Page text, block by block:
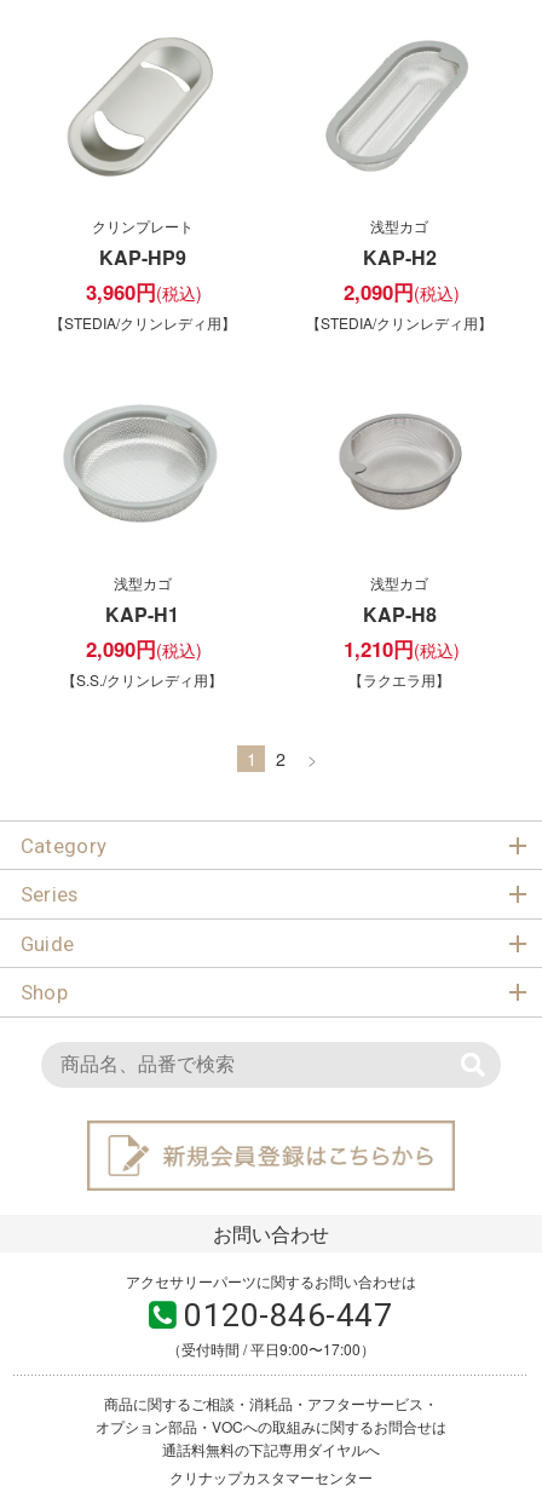
クリンプレート
KAP-HP9
3,960円
【STEDIA/クリンレディ用】
浅型カゴ
KAP-H2
2,090円
【STEDIA/クリンレディ用】
浅型カゴ
KAP-H1
2,090円
【S.S./クリンレディ用】
浅型カゴ
KAP-H8
1,210円
【ラクエラ用】
1 2 >
Category
Series
Guide
Shop
お問い合わせ
アクセサリーパーツに関するお問い合わせは
0120-846-447
（受付時間 / 平日9:00〜17:00）
商品に関するご相談・消耗品・アフターサービス・
オプション部品・VOCへの取組みに関するお問合せは
通話料無料の下記専用ダイヤルへ
クリナップカスタマーセンター